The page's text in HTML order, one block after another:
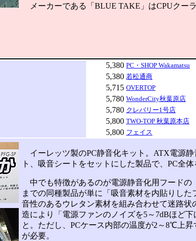
メーカーである「BLUE TAKE」はCPUクーラ
5,380 PC・SHOP Wakamatsu
5,380 若松通商
5,715 OVERTOP
5,780 WonderCity秋葉原店
5,780 クレバリー1号店
5,800 TWO-TOP 秋葉原本店
5,800 フェイス
イーレッツ製のPC静音化キット。ATX電源
ト、吸音シートをセットにした製品で、PC全
中でも特徴があるのが電源静音化用フードの
までの同種製品が単に「吸音素材を内貼りし
音性のあるウレタン素材を組み合わせて迷路
造により「電源ファンのノイズを5～7dBほど
と。ただし、PCケース内部の温度が2～8℃上
が必要。